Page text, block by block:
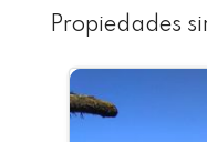
Propiedades